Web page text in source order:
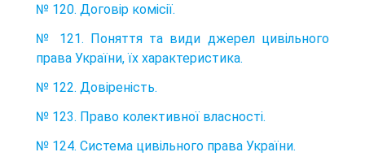
№ 120. Договір комісії.
№ 121. Поняття та види джерел цивільного
права України, їх характеристика.
№ 122. Довіреність.
№ 123. Право колективної власності.
№ 124. Система цивільного права України.